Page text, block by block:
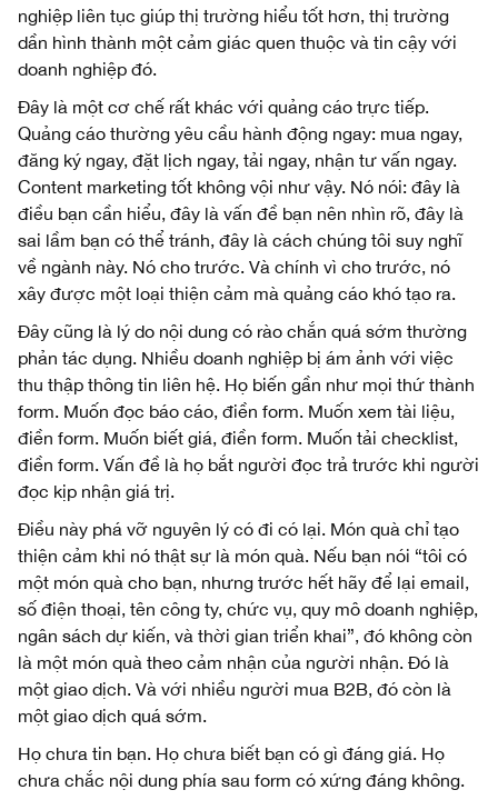
nghiệp liên tục giúp thị trường hiểu tốt hơn, thị trường
dần hình thành một cảm giác quen thuộc và tin cậy với
doanh nghiệp đó.
Đây là một cơ chế rất khác với quảng cáo trực tiếp.
Quảng cáo thường yêu cầu hành động ngay: mua ngay,
đăng ký ngay, đặt lịch ngay, tải ngay, nhận tư vấn ngay.
Content marketing tốt không vội như vậy. Nó nói: đây là
điều bạn cần hiểu, đây là vấn đề bạn nên nhìn rõ, đây là
sai lầm bạn có thể tránh, đây là cách chúng tôi suy nghĩ
về ngành này. Nó cho trước. Và chính vì cho trước, nó
xây được một loại thiện cảm mà quảng cáo khó tạo ra.
Đây cũng là lý do nội dung có rào chắn quá sớm thường
phản tác dụng. Nhiều doanh nghiệp bị ám ảnh với việc
thu thập thông tin liên hệ. Họ biến gần như mọi thứ thành
form. Muốn đọc báo cáo, điền form. Muốn xem tài liệu,
điền form. Muốn biết giá, điền form. Muốn tải checklist,
điền form. Vấn đề là họ bắt người đọc trả trước khi người
đọc kịp nhận giá trị.
Điều này phá vỡ nguyên lý có đi có lại. Món quà chỉ tạo
thiện cảm khi nó thật sự là món quà. Nếu bạn nói “tôi có
một món quà cho bạn, nhưng trước hết hãy để lại email,
số điện thoại, tên công ty, chức vụ, quy mô doanh nghiệp,
ngân sách dự kiến, và thời gian triển khai”, đó không còn
là một món quà theo cảm nhận của người nhận. Đó là
một giao dịch. Và với nhiều người mua B2B, đó còn là
một giao dịch quá sớm.
Họ chưa tin bạn. Họ chưa biết bạn có gì đáng giá. Họ
chưa chắc nội dung phía sau form có xứng đáng không.